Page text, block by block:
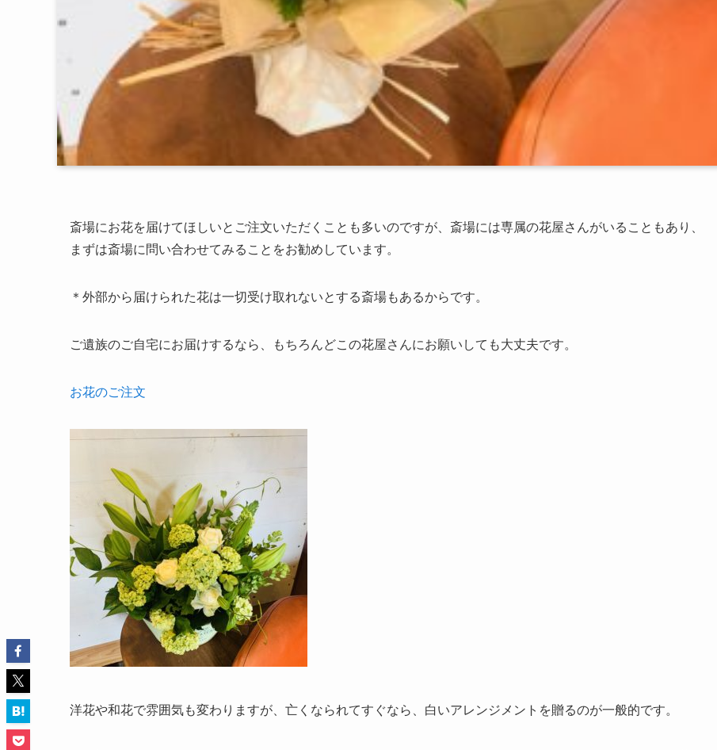
斎場にお花を届けてほしいとご注文いただくことも多いのですが、斎場には専属の花屋さんがいることもあり、
まずは斎場に問い合わせてみることをお勧めしています。
＊外部から届けられた花は一切受け取れないとする斎場もあるからです。
ご遺族のご自宅にお届けするなら、もちろんどこの花屋さんにお願いしても大丈夫です。
お花のご注文
洋花や和花で雰囲気も変わりますが、亡くなられてすぐなら、白いアレンジメントを贈るのが一般的です。